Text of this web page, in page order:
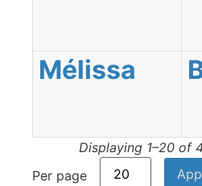
Mélissa
Displaying 1–20 of
Per page